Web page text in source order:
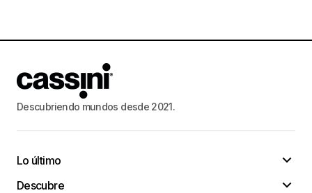
Descubriendo mundos desde 2021.
Lo último
Descubre